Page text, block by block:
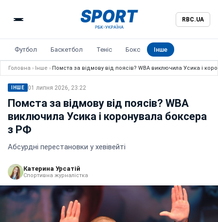
RBC.UA
Футбол Баскетбол Теніс Бокс Інше
Головна › Інше › Помста за відмову від поясів? WBA виключила Усика і
ІНШЕ 01 липня 2026, 23:22
Помста за відмову від поясів? WBA
виключила Усика і коронувала боксера
з РФ
Абсурдні перестановки у хевівейті
Катерина Урсатій
Спортивна журналістка